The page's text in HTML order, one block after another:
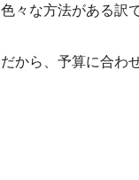
色々な方法がある訳で
だから、予算に合わ